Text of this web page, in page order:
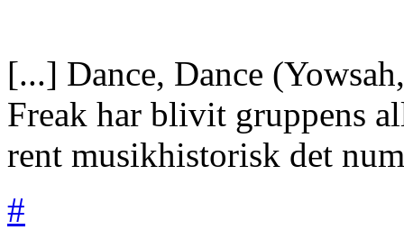
[...] Dance, Dance
Freak har blivit gruppens
rent musikhistorisk det
#